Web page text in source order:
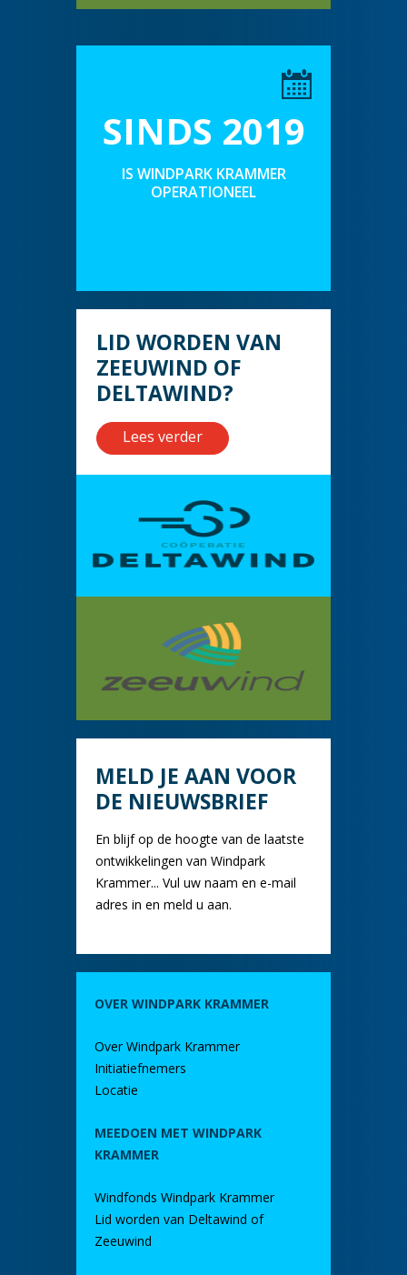
SINDS 2019
IS WINDPARK KRAMMER
OPERATIONEEL
LID WORDEN VAN
ZEEUWIND OF
DELTAWIND?
Lees verder
MELD JE AAN VOOR
DE NIEUWSBRIEF
En blijf op de hoogte van de laatste
ontwikkelingen van Windpark
Krammer... Vul uw naam en e-mail
adres in en meld u aan.
OVER WINDPARK KRAMMER
Over Windpark Krammer
Initiatiefnemers
Locatie
MEEDOEN MET WINDPARK
KRAMMER
Windfonds Windpark Krammer
Lid worden van Deltawind of
Zeeuwind